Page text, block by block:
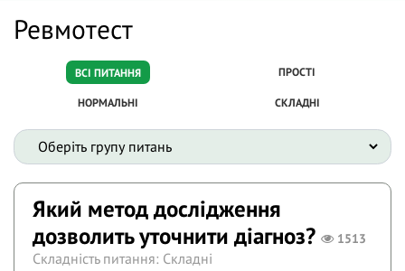
Ревмотест
ВСІ ПИТАННЯ ПРОСТІ
НОРМАЛЬНІ СКЛАДНІ
Який метод дослідження
дозволить уточнити діагноз?
1513
Складність питання: Складні